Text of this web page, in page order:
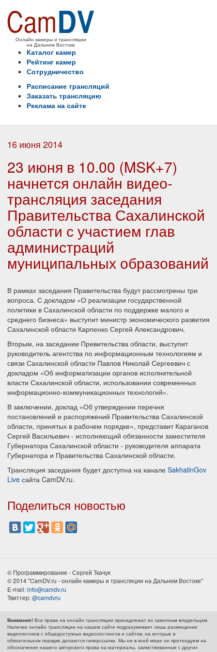
Онлайн камеры и трансляции
на Дальнем Востоке
Каталог камер
Рейтинг камер
Сотрудничество
Расписание трансляций
Заказать трансляцию
Реклама на сайте
16 июня 2014
23 июня в 10.00 (MSK+7)
начнется онлайн видео-
трансляция заседания
Правительства Сахалинской
области с участием глав
администраций
муниципальных образований
В рамках заседания Правительства будут рассмотрены три
вопроса. С докладом «О реализации государственной
политики в Сахалинской области по поддержке малого и
среднего бизнеса» выступит министр экономического развития
Сахалинской области Карпенко Сергей Александрович.
Вторым, на заседании Превительства области, выступит
руководитель агентства по информационным технологиям и
связи Сахалинской области Павлов Николай Сергеевич с
докладом «Об информатизации органов исполнительной
власти Сахалинской области, использовании современных
информационно-коммуникационных технологий».
В заключении, доклад «Об утверждении перечня
постановлений и распоряжений Правительства Сахалинской
области, принятых в рабочем порядке», представит Караганов
Сергей Васильевич - исполняющий обязанности заместителя
Губернатора Сахалинской области - руководителя аппарата
Губернатора и Правительства Сахалинской области.
Трансляция заседания будет доступна на канале SakhalinGov
Live сайта CamDV.ru.
Поделиться новостью
© Программирование - Сергей Ткачук
© 2014 "CamDV.ru - онлайн камеры и трансляции на Дальнем Востоке"
E-mail:info@camdv.ru
Твиттер:@camdvru
Внимание! Все права на онлайн трансляции принадлежат их законным владельцам.
Наличие онлайн трансляции на нашем сайте подразумевает лишь размещение
видеопотоков с общедоступных видеохостингов и сайтов, на которые в
обязательном порядке делаются гиперссылки. Мы ни в коей мере не претендуем на
обозначение нашего авторского права на материалы, заимствованные с других